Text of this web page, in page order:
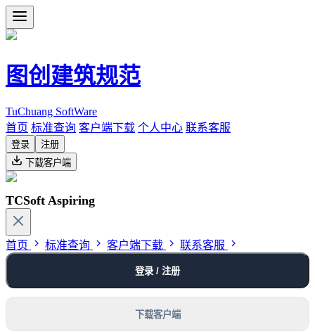
图创建筑规范
TuChuang SoftWare
首页 标准查询 客户端下载 个人中心 联系客服
登录
注册
下载客户端
TCSoft Aspiring
首页 标准查询 客户端下载 联系客服
登录 / 注册
下载客户端